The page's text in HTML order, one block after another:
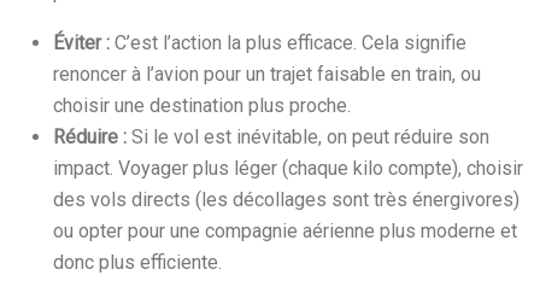
Éviter : C’est l’action la plus efficace. Cela signifie
renoncer à l’avion pour un trajet faisable en train, ou
choisir une destination plus proche.
Réduire : Si le vol est inévitable, on peut réduire son
impact. Voyager plus léger (chaque kilo compte), choisir
des vols directs (les décollages sont très énergivores)
ou opter pour une compagnie aérienne plus moderne et
donc plus efficiente.